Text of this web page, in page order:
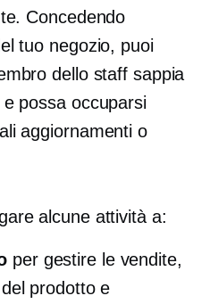
Concedendo
tuo negozio, puoi
dello staff sappia
possa occuparsi
aggiornamenti o
alcune attività a:
per gestire le vendite,
prodotto e